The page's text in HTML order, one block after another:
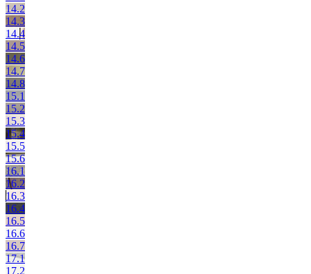
14.2
14.3
14.4
14.5
14.6
14.7
14.8
15.1
15.2
15.3
15.4
15.5
15.6
16.1
16.2
16.3
16.4
16.5
16.6
16.7
17.1
17.2